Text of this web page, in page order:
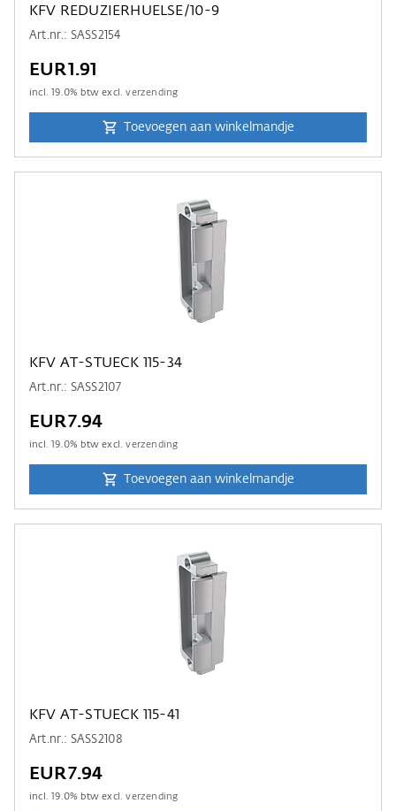
KFV REDUZIERHUELSE/10-9
Art.nr.: SASS2154
EUR1.91
incl.19.0% btw excl.verzending
Toevoegen aan winkelmandje
KFV AT-STUECK 115-34
Art.nr.: SASS2107
EUR7.94
incl.19.0% btw excl.verzending
Toevoegen aan winkelmandje
KFV AT-STUECK 115-41
Art.nr.: SASS2108
EUR7.94
incl.19.0% btw excl.verzending